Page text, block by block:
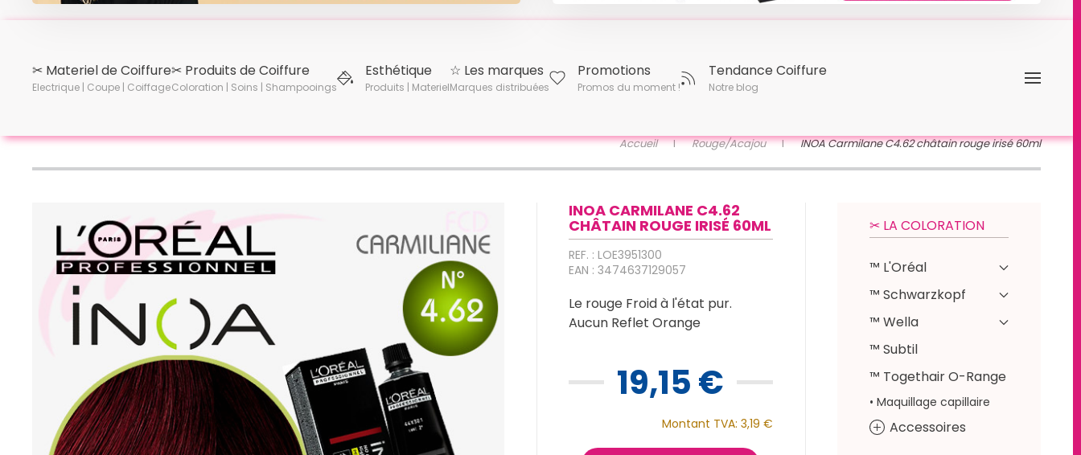
✂︎ Materiel de Coiffure
Electrique | Coupe | Coiffage
✂︎ Produits de Coiffure
Coloration | Soins | Shampooings
Esthétique
Produits | Materiel
☆ Les marques
Marques distribuées
Promotions
Promos du moment !
Tendance Coiffure
Notre blog
Accueil Rouge/Acajou INOA Carmilane C4.62 châtain rouge irisé 60ml
INOA CARMILANE C4.62
CHÂTAIN ROUGE IRISÉ 60ML
REF. : LOE3951300
EAN : 3474637129057
Le rouge Froid à l'état pur.
Aucun Reflet Orange
19,15 €
Montant TVA: 3,19 €
✂︎ LA COLORATION
™ L'Oréal
™ Schwarzkopf
™ Wella
™ Subtil
™ Togethair O-Range
• Maquillage capillaire
Accessoires